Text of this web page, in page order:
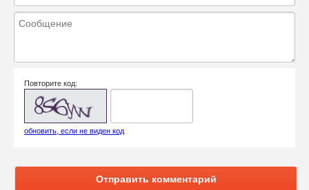
Повторите код:
обновить, если не виден код
Отправить комментарий